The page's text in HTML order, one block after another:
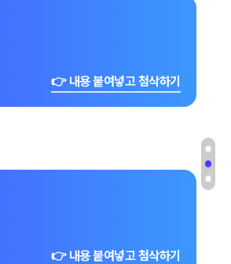
👉 내용 붙여넣고 첨삭하기
👉 내용 붙여넣고 첨삭하기